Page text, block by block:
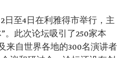
日至4日在利雅得市举行，主
。此次论坛吸引了250家本
来自世界各地的300名演讲者